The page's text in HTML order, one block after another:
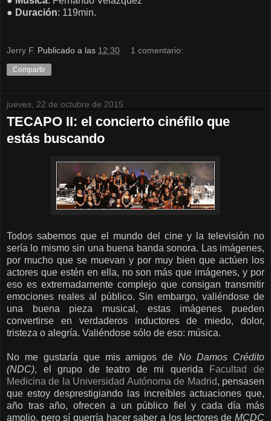
● Duración: 119min.
Jerry F. Publicado a las 12:30 1 comentario:
Compartir
jueves, 22 de octubre de 2015
TECAPO II: el concierto cinéfilo que
estás buscando
Todos sabemos que el mundo del cine y la televisión no
sería lo mismo sin una buena banda sonora. Las imágenes,
por mucho que se muevan y por muy bien que actúen los
actores que estén en ella, no son más que imágenes, y por
eso es extremadamente complejo que consigan transmitir
emociones reales al público. Sin embargo, valiéndose de
una buena pieza musical, estas imágenes pueden
convertirse en verdaderos inductores de miedo, dolor,
tristeza o alegría. Valiéndose sólo de eso: música.
No me gustaría que mis amigos deNo Damos Crédito
(NDC), el grupo de teatro de mi querida Facultad de
Medicina de la Universidad Autónoma de Madrid, pensasen
que estoy desprestigiando las increíbles actuaciones que,
año tras año, ofrecen a un público fiel y cada día más
amplio, pero sí querría hacer saber a los lectores de MCDC